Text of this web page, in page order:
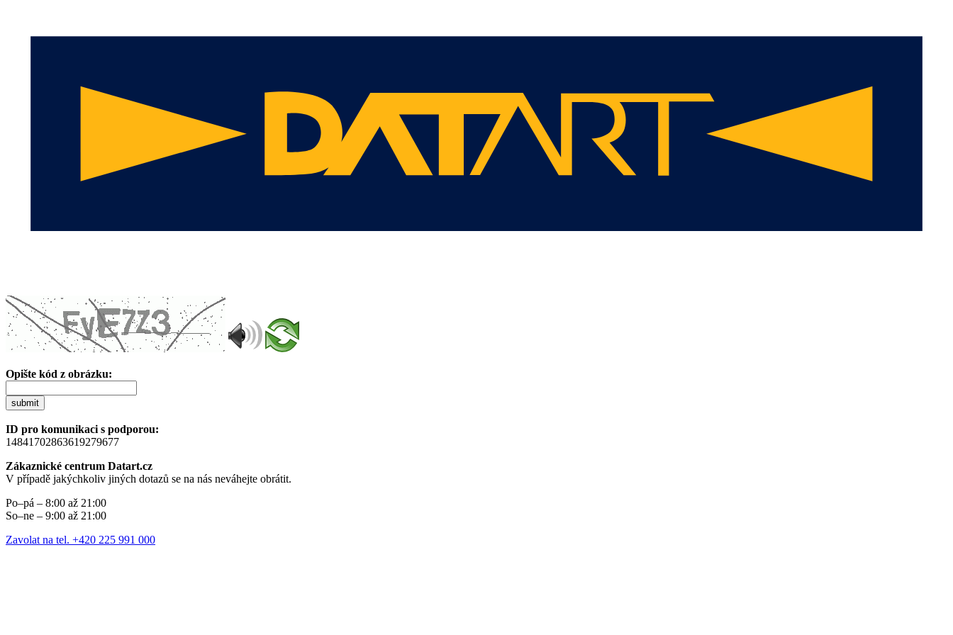
Opište kód z obrázku:
submit
ID pro komunikaci s podporou:
14841702863619279677
Zákaznické centrum Datart.cz
V případě jakýchkoliv jiných dotazů se na nás neváhejte obrátit.
Po–pá – 8:00 až 21:00
So–ne – 9:00 až 21:00
Zavolat na tel. +420 225 991 000